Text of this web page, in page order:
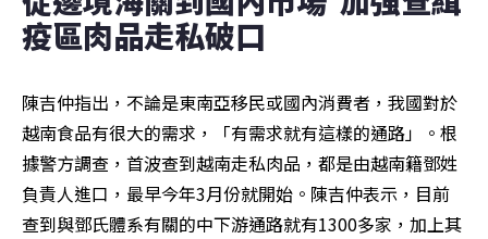
疫區肉品走私破口
陳吉仲指出，不論是東南亞移民或國內消費者，我國對於
越南食品有很大的需求，「有需求就有這樣的通路」。根
據警方調查，首波查到越南走私肉品，都是由越南籍鄧姓
負責人進口，最早今年3月份就開始。陳吉仲表示，目前
查到與鄧氏體系有關的中下游通路就有1300多家，加上其